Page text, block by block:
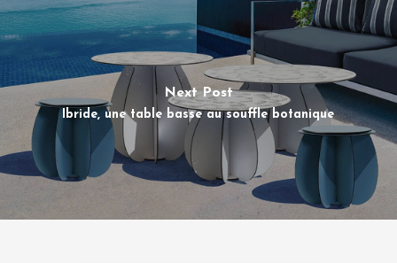
Next Post
Ibride, une table basse au souffle botanique